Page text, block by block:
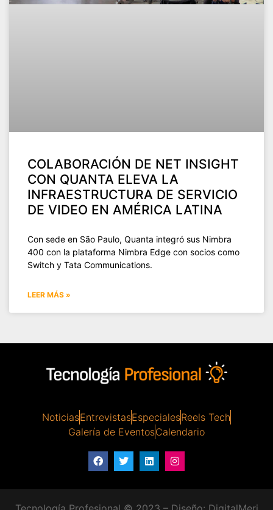
COLABORACIÓN DE NET INSIGHT
CON QUANTA ELEVA LA
INFRAESTRUCTURA DE SERVICIO
DE VIDEO EN AMÉRICA LATINA
Con sede en São Paulo, Quanta integró sus Nimbra
400 con la plataforma Nimbra Edge con socios como
Switch y Tata Communications.
LEER MÁS »
NoticiasEntrevistasEspecialesReels Tech
Galería de EventosCalendario